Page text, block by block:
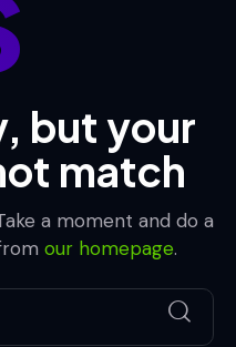
but your
match
a moment and do a
our homepage.